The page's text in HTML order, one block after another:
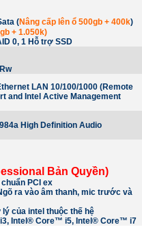
(Nâng cấp lên ổ 500gb + 400k)
+ 1.050k)
0, 1 Hỗ trợ SSD
LAN 10/100/1000 (Remote
and Intel Active Management
High Definition Audio
Bản Quyền)
PCI ex
ra vào âm thanh, mic trước và
của intel thuộc thế hệ
Intel® Core™ i5, Intel® Core™ i7